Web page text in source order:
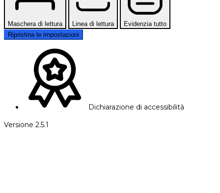
Maschera di lettura Linea di lettura
Evidenzia tutto
Ripristina le impostazioni
Dichiarazione di accessibilità
Versione 2.5.1